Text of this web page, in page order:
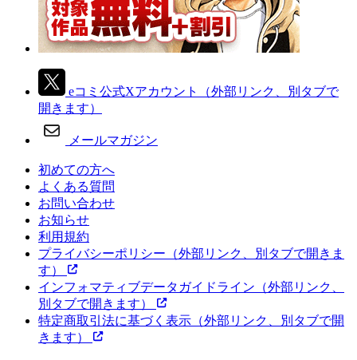
eコミ公式Xアカウント
（外部リンク、別タブで
開きます）
メールマガジン
初めての方へ
よくある質問
お問い合わせ
お知らせ
利用規約
プライバシーポリシー （外部リンク、別タブで開きま
す）
インフォマティブデータガイドライン （外部リンク、
別タブで開きます）
特定商取引法に基づく表示 （外部リンク、別タブで開
きます）